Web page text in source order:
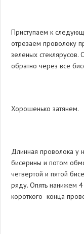
Приступаем к
отрезаем проволоку
зеленых
обратно через все
Хорошенько затянем.
Длинная проволока у
бисерины и потом
четвертой и пятой
ряду. Опять нанижем
короткого конца